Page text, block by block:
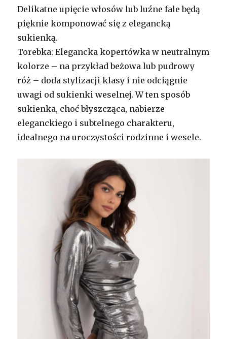
Delikatne upięcie włosów lub luźne fale będą
pięknie komponować się z elegancką
sukienką.
Torebka: Elegancka kopertówka w neutralnym
kolorze – na przykład beżowa lub pudrowy
róż – doda stylizacji klasy i nie odciągnie
uwagi od sukienki weselnej. W ten sposób
sukienka, choć błyszcząca, nabierze
eleganckiego i subtelnego charakteru,
idealnego na uroczystości rodzinne i wesele.